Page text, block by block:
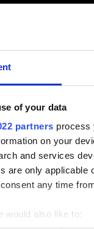
of your data
partners process
on your
and services
are only applicable
any time
would also like to:
die
Consulting-